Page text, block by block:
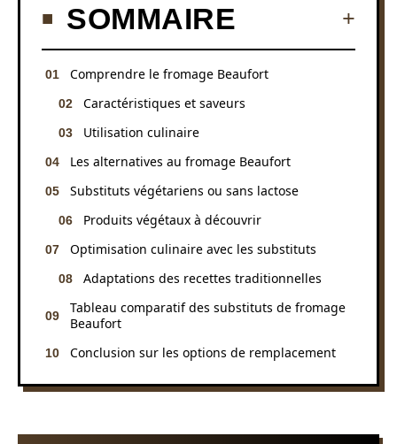
SOMMAIRE
Comprendre le fromage Beaufort
Caractéristiques et saveurs
Utilisation culinaire
Les alternatives au fromage Beaufort
Substituts végétariens ou sans lactose
Produits végétaux à découvrir
Optimisation culinaire avec les substituts
Adaptations des recettes traditionnelles
Tableau comparatif des substituts de fromage
Beaufort
Conclusion sur les options de remplacement